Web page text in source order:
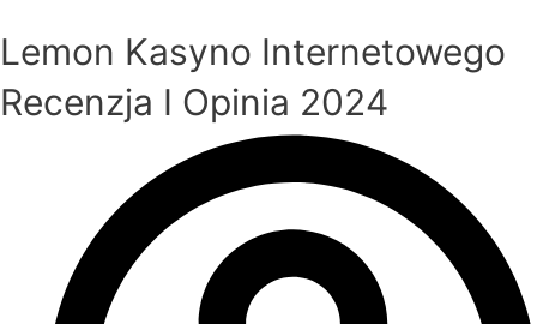
Lemon Kasyno Internetowego
Recenzja I Opinia 2024